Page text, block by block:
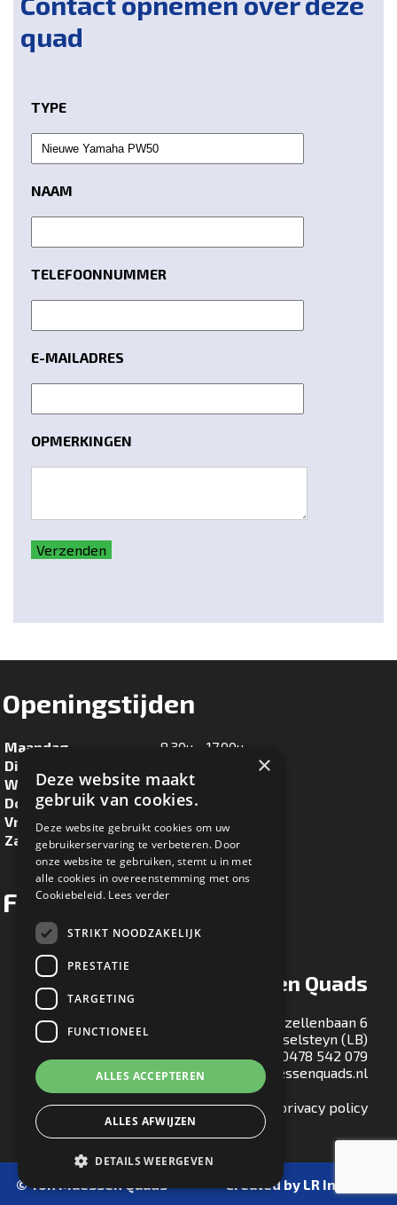
quad
TYPE
NAAM
TELEFOONNUMMER
E-MAILADRES
OPMERKINGEN
Verzenden
Openingstijden
Maandag
8.30u - 17.00u
Dinsdag
Woensdag
8.30u - 17.00u
Donderdag
8.30u - 17.00u
Vrijdag
8.30u - 17.00u
Zaterdag
8.30u - 16.00u
Facebook
Ton Maessen Quads
Gezellenbaan 6
5813 EA Ysselsteyn (LB)
0478 542 079
E:info@tonmaessenquads.nl
Bekijk onze privacy policy
© Ton Maessen Quads Created by LR Internet
×
Deze website maakt
gebruik van cookies.
Deze website gebruikt cookies om uw
gebruikerservaring te verbeteren. Door
onze website te gebruiken, stemt u in met
alle cookies in overeenstemming met ons
Cookiebeleid. Lees verder
STRIKT NOODZAKELIJK
PRESTATIE
TARGETING
FUNCTIONEEL
ALLES ACCEPTEREN
ALLES AFWIJZEN
DETAILS WEERGEVEN